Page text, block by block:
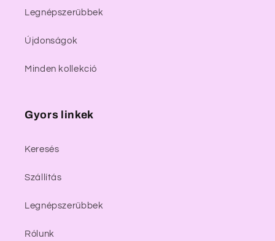
Legnépszerűbbek
Újdonságok
Minden kollekció
Gyors linkek
Keresés
Szállítás
Legnépszerűbbek
Rólunk